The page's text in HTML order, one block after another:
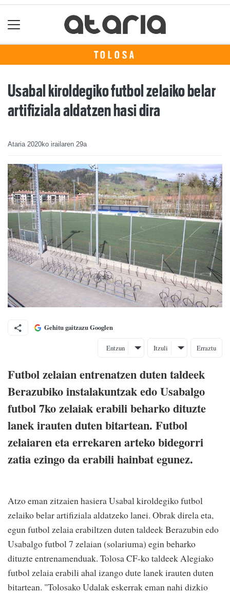
TOLOSA
Usabal kiroldegiko futbol zelaiko belar
artifiziala aldatzen hasi dira
Ataria 2020ko irailaren 29a
Gehitu gaitzazu Googlen
Entzun Itzuli Erraztu
Futbol zelaian entrenatzen duten taldeek
Berazubiko instalakuntzak edo Usabalgo
futbol 7ko zelaiak erabili beharko dituzte
lanek irauten duten bitartean. Futbol
zelaiaren eta errekaren arteko bidegorri
zatia ezingo da erabili hainbat egunez.
Atzo eman zitzaien hasiera Usabal kiroldegiko futbol
zelaiko belar artifiziala aldatzeko lanei. Obrak direla eta,
egun futbol zelaia erabiltzen duten taldeek Berazubin edo
Usabalgo futbol 7 zelaian (solariuma) egin beharko
dituzte entrenamenduak. Tolosa CF-ko taldeek Alegiako
futbol zelaia erabili ahal izango dute lanek irauten duten
bitartean. "Tolosako Udalak eskerrak eman nahi dizkio